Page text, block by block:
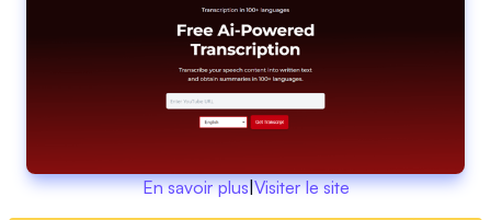
En savoir plus|Visiter le site